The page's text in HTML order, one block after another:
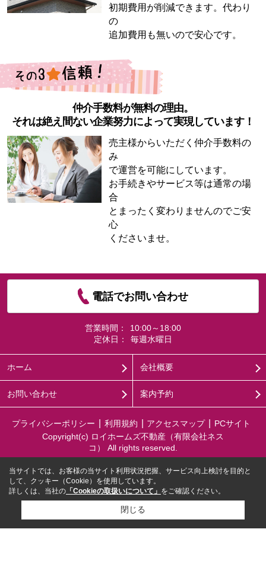
初期費用が削減できます。代わり
の
追加費用も無いので安心です。
仲介手数料が無料の理由。
それは絶え間ない企業努力によって実現しています！
売主様からいただく仲介手数料の
み
で運営を可能にしています。
お手続きやサービス等は通常の場
合
とまったく変わりませんのでご安
心
くださいませ。
電話でお問い合わせ
営業時間：
10:00～18:00
定休日：
毎週水曜日
ホーム 会社概要
お問い合わせ 案内予約
プライバシーポリシー 利用規約 アクセスマップ
PCサイト
Copyright(c) ロイホームズ不動産（有限会社ネス
コ） All rights reserved.
当サイトでは、お客様の当サイト利用状況把握、サービス向上検討を目的と
して、クッキー（Cookie）を使用しています。
詳しくは、当社の 「Cookieの取扱いについて」 をご確認ください。
閉じる